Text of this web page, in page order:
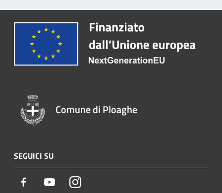
Comune di Ploaghe
SEGUICI SU
Facebook YoutubeInstagram